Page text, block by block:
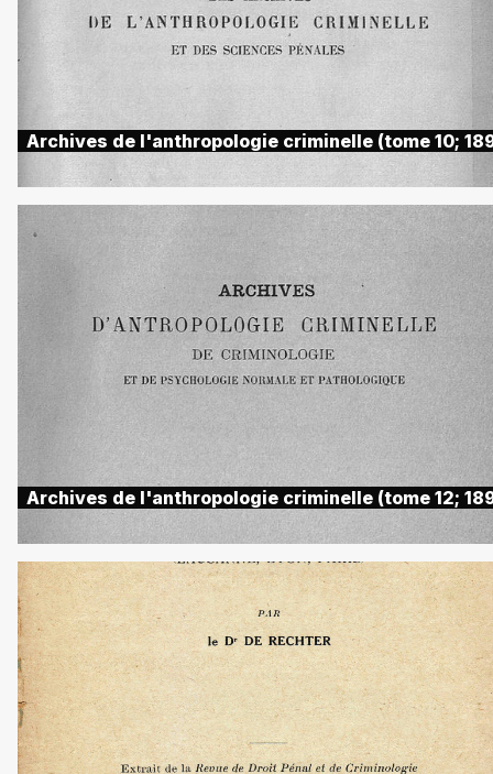
Archives de l'anthropologie criminelle (tome 10;
Archives de l'anthropologie criminelle (tome 12;